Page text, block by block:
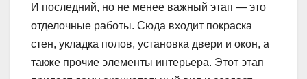
И последний, но не менее важный этап — это
отделочные работы. Сюда входит покраска
стен, укладка полов, установка двери и окон, а
также прочие элементы интерьера. Этот этап